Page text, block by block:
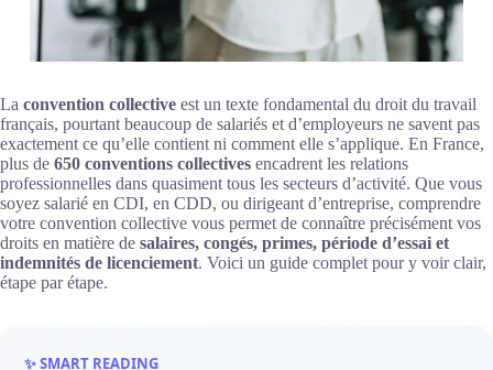
La convention collective est un texte fondamental du droit du travail
français, pourtant beaucoup de salariés et d’employeurs ne savent pas
exactement ce qu’elle contient ni comment elle s’applique. En France,
plus de 650 conventions collectives encadrent les relations
professionnelles dans quasiment tous les secteurs d’activité. Que vous
soyez salarié en CDI, en CDD, ou dirigeant d’entreprise, comprendre
votre convention collective vous permet de connaître précisément vos
droits en matière de salaires, congés, primes, période d’essai et
indemnités de licenciement. Voici un guide complet pour y voir clair,
étape par étape.
✨ SMART READING